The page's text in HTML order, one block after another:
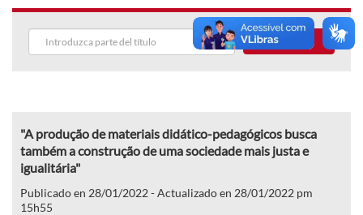
Buscar
"A produção de materiais didático-pedagógicos busca
também a construção de uma sociedade mais justa e
igualitária"
Publicado en 28/01/2022 - Actualizado en 28/01/2022 pm
15h55